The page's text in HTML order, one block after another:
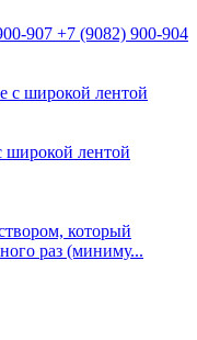
907 +7 (9082) 900-904
лентой
который
раз (миниму...